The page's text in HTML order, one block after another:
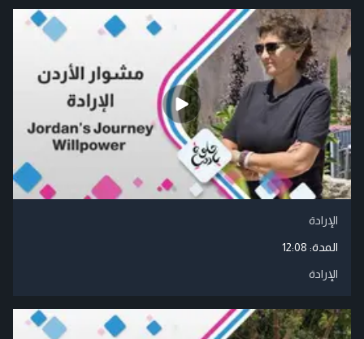
الإرادة
المدة: 12:08
الإرادة